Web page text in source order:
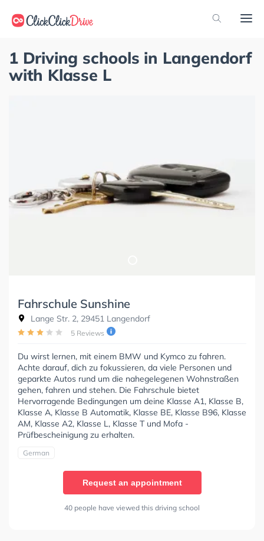
1 Driving schools in Langendorf
with Klasse L
Fahrschule Sunshine
Lange Str. 2, 29451 Langendorf
5 Reviews
Du wirst lernen, mit einem BMW und Kymco zu fahren.
Achte darauf, dich zu fokussieren, da viele Personen und
geparkte Autos rund um die nahegelegenen Wohnstraßen
gehen, fahren und stehen. Die Fahrschule bietet
Hervorragende Bedingungen um deine Klasse A1, Klasse B,
Klasse A, Klasse B Automatik, Klasse BE, Klasse B96, Klasse
AM, Klasse A2, Klasse L, Klasse T und Mofa -
Prüfbescheinigung zu erhalten.
German
Request an appointment
40 people have viewed this driving school